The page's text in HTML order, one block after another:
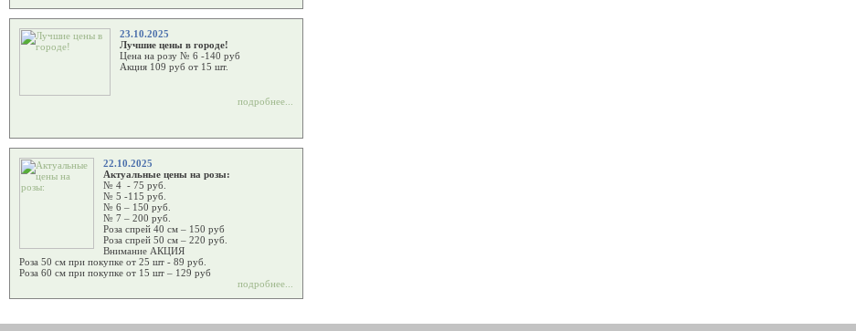
23.10.2025
Лучшие цены в городе!
Цена на розу № 6 -140 руб
Акция 109 руб от 15 шт.
подробнее...
22.10.2025
Актуальные цены на розы:
№ 4 - 75 руб.
№ 5 -115 руб.
№ 6 – 150 руб.
№ 7 – 200 руб.
Роза спрей 40 см – 150 руб
Роза спрей 50 см – 220 руб.
Внимание АКЦИЯ
Роза 50 см при покупке от 25 шт - 89 руб.
Роза 60 см при покупке от 15 шт – 129 руб
подробнее...